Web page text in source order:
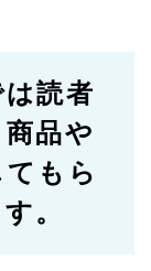
は読者
品や
もら
。